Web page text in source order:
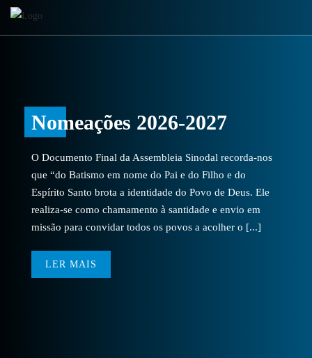
Nomeações 2026-2027
O Documento Final da Assembleia Sinodal recorda-nos
que “do Batismo em nome do Pai e do Filho e do
Espírito Santo brota a identidade do Povo de Deus. Ele
realiza-se como chamamento à santidade e envio em
missão para convidar todos os povos a acolher o [...]
LER MAIS